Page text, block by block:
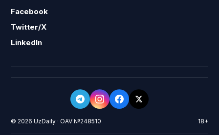
Facebook
Twitter/X
LinkedIn
© 2026 UzDaily · OAV №248510 18+